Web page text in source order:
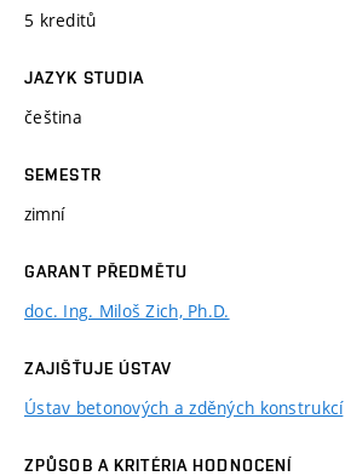
5 kreditů
JAZYK STUDIA
čeština
SEMESTR
zimní
GARANT PŘEDMĚTU
doc. Ing. Miloš Zich, Ph.D.
ZAJIŠŤUJE ÚSTAV
Ústav betonových a zděných konstrukcí
ZPŮSOB A KRITÉRIA HODNOCENÍ